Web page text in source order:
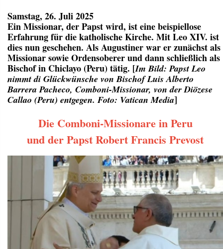
Samstag, 26. Juli 2025
Ein Missionar, der Papst wird, ist eine beispiellose
Erfahrung für die katholische Kirche. Mit Leo XIV. ist
dies nun geschehen. Als Augustiner war er zunächst als
Missionar sowie Ordensoberer und dann schließlich als
Bischof in Chiclayo (Peru) tätig. [Im Bild: Papst Leo
nimmt di Glückwünsche von Bischof Luis Alberto
Barrera Pacheco, Comboni-Missionar, von der Diözese
Callao (Peru) entgegen. Foto: Vatican Media]
Die Comboni-Missionare in Peru
und der Papst Robert Francis Prevost